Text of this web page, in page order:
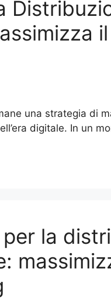
una strategia di
digitale. In un
la